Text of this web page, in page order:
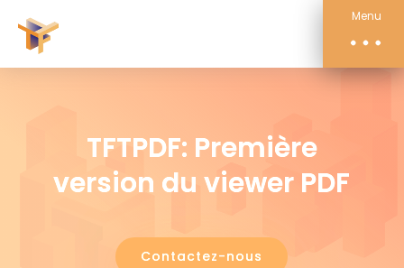
Menu
TFTPDF: Première
version du viewer PDF
Contactez-nous